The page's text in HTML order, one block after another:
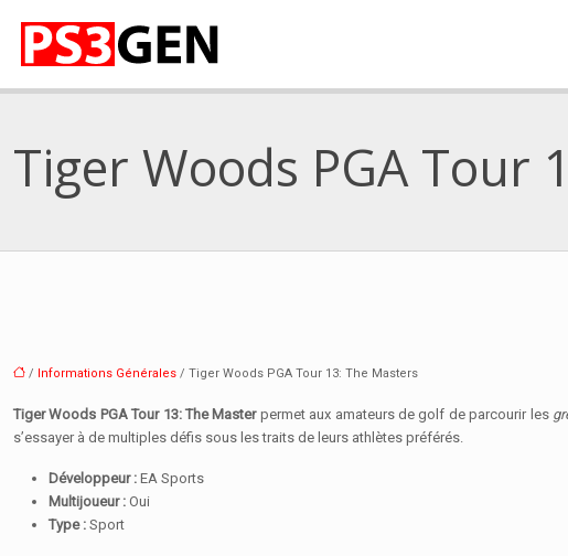
Tiger Woods PGA Tour
/ Informations Générales / Tiger Woods PGA Tour 13: The Masters
Tiger Woods PGA Tour 13: The Masterpermet aux amateurs de golf de parcourir les
s’essayer à de multiples défis sous les traits de leurs athlètes préférés.
Développeur : EA Sports
Multijoueur : Oui
Type : Sport